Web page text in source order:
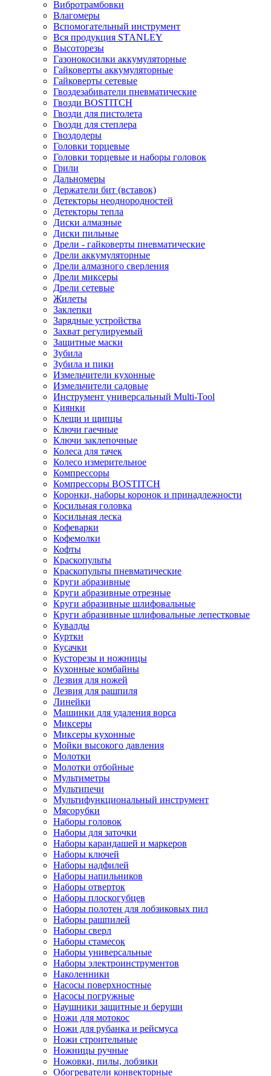
Вибротрамбовки
Влагомеры
Вспомогательный инструмент
Вся продукция STANLEY
Высоторезы
Газонокосилки аккумуляторные
Гайковерты аккумуляторные
Гайковерты сетевые
Гвоздезабиватели пневматические
Гвозди BOSTITCH
Гвозди для пистолета
Гвозди для степлера
Гвоздодеры
Головки торцевые
Головки торцевые и наборы головок
Грили
Дальномеры
Держатели бит (вставок)
Детекторы неоднородностей
Детекторы тепла
Диски алмазные
Диски пильные
Дрели - гайковерты пневматические
Дрели аккумуляторные
Дрели алмазного сверления
Дрели миксеры
Дрели сетевые
Жилеты
Заклепки
Зарядные устройства
Захват регулируемый
Защитные маски
Зубила
Зубила и пики
Измельчители кухонные
Измельчители садовые
Инструмент универсальный Multi-Tool
Киянки
Клещи и щипцы
Ключи гаечные
Ключи заклепочные
Колеса для тачек
Колесо измерительное
Компрессоры
Компрессоры BOSTITCH
Коронки, наборы коронок и принадлежности
Косильная головка
Косильная леска
Кофеварки
Кофемолки
Кофты
Краскопульты
Краскопульты пневматические
Круги абразивные
Круги абразивные отрезные
Круги абразивные шлифовальные
Круги абразивные шлифовальные лепестковые
Кувалды
Куртки
Кусачки
Кусторезы и ножницы
Кухонные комбайны
Лезвия для ножей
Лезвия для рашпиля
Линейки
Машинки для удаления ворса
Миксеры
Миксеры кухонные
Мойки высокого давления
Молотки
Молотки отбойные
Мультиметры
Мультипечи
Мультифункциональный инструмент
Мясорубки
Наборы головок
Наборы для заточки
Наборы карандашей и маркеров
Наборы ключей
Наборы надфилей
Наборы напильников
Наборы отверток
Наборы плоскогубцев
Наборы полотен для лобзиковых пил
Наборы рашпилей
Наборы сверл
Наборы стамесок
Наборы универсальные
Наборы электроинструментов
Наколенники
Насосы поверхностные
Насосы погружные
Наушники защитные и беруши
Ножи для мотокос
Ножи для рубанка и рейсмуса
Ножи строительные
Ножницы ручные
Ножовки, пилы, лобзики
Обогреватели конвекторные